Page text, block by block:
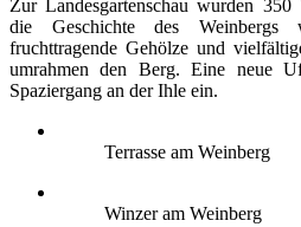
Zur Landesgartenschau wurden
die Geschichte des Weinbergs
fruchttragende Gehölze und
umrahmen den Berg. Eine neue
Spaziergang an der Ihle ein.
Terrasse am Weinberg
Winzer am Weinberg